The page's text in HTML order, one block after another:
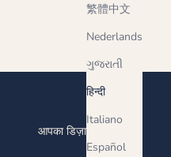
繁體中文
Nederlands
ગુજરાતી
हिन्दी
Italiano
Español
आपका डिज़ाइन पार्टनर